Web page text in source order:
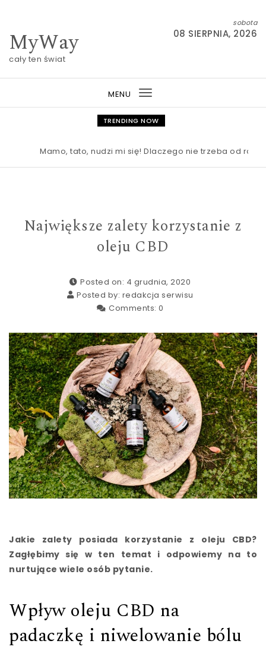
MyWay
cały ten świat
sobota
08 SIERPNIA, 2026
MENU
Toggle
navigation
TRENDING NOW
Mamo, tato, nudzi mi się! Dlaczego nie trzeba od razu
Największe zalety korzystanie z
oleju CBD
Posted on: 4 grudnia, 2020
Posted by: redakcja serwisu
Comments: 0
Jakie zalety posiada korzystanie z oleju CBD?
Zagłębimy się w ten temat i odpowiemy na to
nurtujące wiele osób pytanie.
Wpływ oleju CBD na
padaczkę i niwelowanie bólu